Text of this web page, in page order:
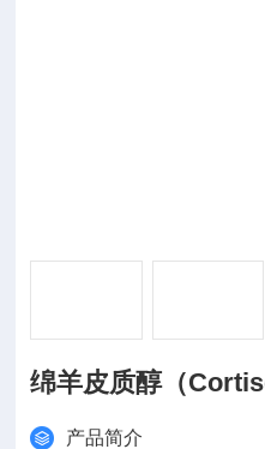
绵羊皮质醇（
产品简介